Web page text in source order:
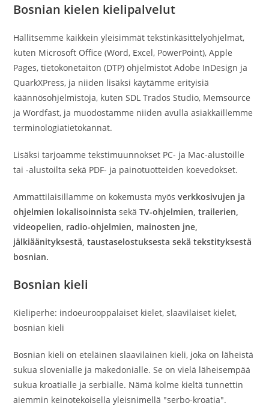
Bosnian kielen kielipalvelut
Hallitsemme kaikkein yleisimmät tekstinkäsittelyohjelmat,
kuten Microsoft Office (Word, Excel, PowerPoint), Apple
Pages, tietokonetaiton (DTP) ohjelmistot Adobe InDesign ja
QuarkXPress, ja niiden lisäksi käytämme erityisiä
käännösohjelmistoja, kuten SDL Trados Studio, Memsource
ja Wordfast, ja muodostamme niiden avulla asiakkaillemme
terminologiatietokannat.
Lisäksi tarjoamme tekstimuunnokset PC- ja Mac-alustoille
tai -alustoilta sekä PDF- ja painotuotteiden koevedokset.
Ammattilaisillamme on kokemusta myösverkkosivujen ja
ohjelmien lokalisoinnista sekäTV-ohjelmien, trailerien,
videopelien, radio-ohjelmien, mainosten jne,
jälkiäänityksestä, taustaselostuksesta sekä tekstityksestä
bosnian.
Bosnian kieli
Kieliperhe: indoeurooppalaiset kielet, slaavilaiset kielet,
bosnian kieli
Bosnian kieli on eteläinen slaavilainen kieli, joka on läheistä
sukua slovenialle ja makedonialle. Se on vielä läheisempää
sukua kroatialle ja serbialle. Nämä kolme kieltä tunnettin
aiemmin keinotekoisella yleisnimellä "serbo-kroatia".